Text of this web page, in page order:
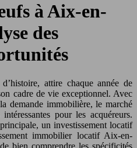
à Aix-en-
des
attire chaque année de
cadre de vie exceptionnel. Avec
demande immobilière, le marché
pour les acquéreurs.
un investissement locatif
immobilier locatif Aix-en-
bien comprendre les spécificités